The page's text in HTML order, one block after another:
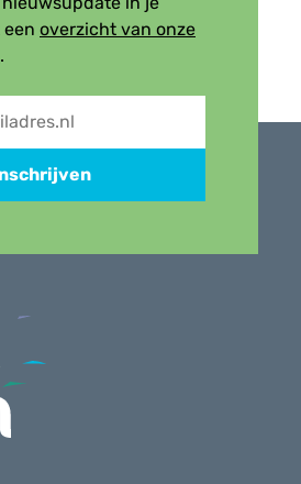
een overzicht van onze
.